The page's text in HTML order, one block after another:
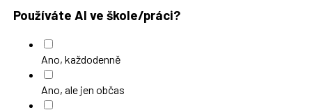
Používáte AI ve škole/práci?
Ano, každodenně
Ano, ale jen občas